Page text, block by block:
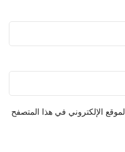
الإلكتروني في هذا المتصفح